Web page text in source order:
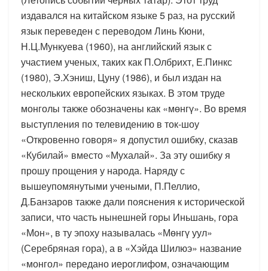
издавался на китайском языке 5 раз, на русский
язык переведен с переводом Линь Кюни,
Н.Ц.Мункуева (1960), на английский язык с
участием ученых, таких как П.Олбрихт, Е.Пинкс
(1980), Э.Хэниш, Цуну (1986), и был издан на
нескольких европейских языках. В этом труде
монголы также обозначены как «мөнгү». Во время
выступления по телевидению в ток-шоу
«Откровенно говоря» я допустил ошибку, сказав
«Кубилай» вместо «Мухалай». За эту ошибку я
прошу прощения у народа. Наряду с
вышеупомянутыми учеными, П.Пеллио,
Д.Банзаров также дали пояснения к исторической
записи, что часть нынешней горы Иньшань, гора
«Мон», в ту эпоху называлась «Мөнгү уул»
(Серебряная гора), а в «Хэйда Шилюэ» название
«монгол» передано иероглифом, означающим